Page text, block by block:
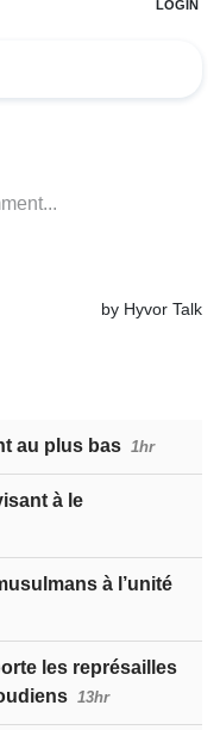
au plus bas 1hr
à le
à l’unité
les représailles
13hr